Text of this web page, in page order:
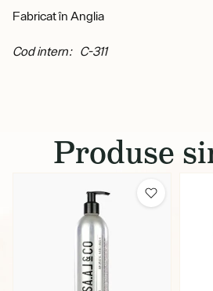
Fabricat în Anglia
Cod intern: C-311
Produse